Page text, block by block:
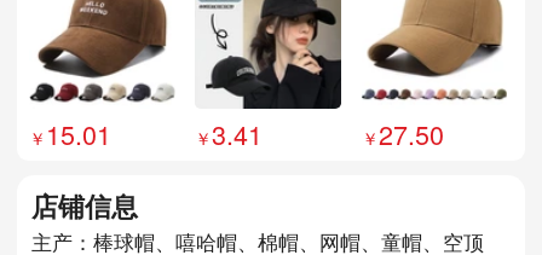
15.01 3.41
27.50
店铺信息
主产：棒球帽、嘻哈帽、棉帽、网帽、童帽、空顶